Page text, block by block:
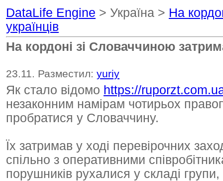
DataLife Engine > Україна > На
українців
На кордоні зі Словаччиною
23.11. Разместил: yuriy
Як стало відомо https://
незаконним намірам чотирьох
пробратися у Словаччину.
Їх затримав у ході перевірочних
спільно з оперативними
порушників рухалися у складі